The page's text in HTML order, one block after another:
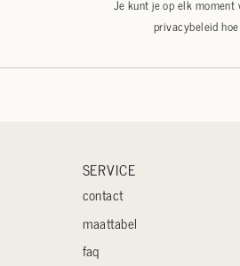
Je kunt je op elk
privacybeleid
SERVICE
contact
maattabel
faq